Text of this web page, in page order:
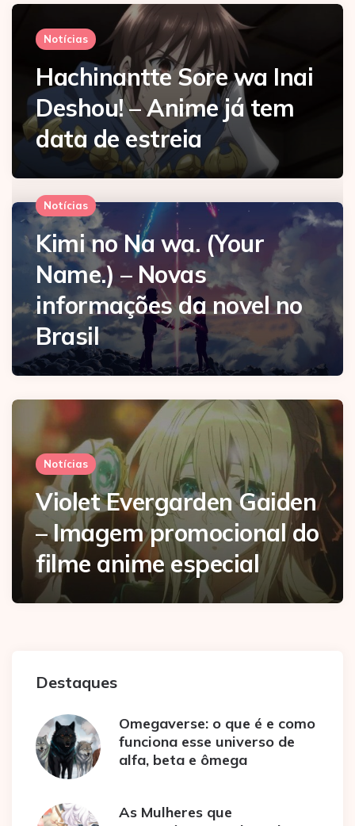
Notícias
Hachinantte Sore wa Inai
Deshou! – Anime já tem
data de estreia
Notícias
Kimi no Na wa. (Your
Name.) – Novas
informações da novel no
Brasil
Notícias
Violet Evergarden Gaiden
– Imagem promocional do
filme anime especial
Destaques
Omegaverse: o que é e como
funciona esse universo de
alfa, beta e ômega
As Mulheres que